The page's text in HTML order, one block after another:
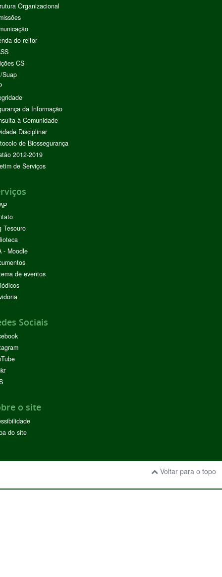
Organizacional
do reitor
CS
Suap
da Informação
à Comunidade
Disciplinar
de Biossegurança
2012-2019
de Serviços
Tesouro
- Moodle
de eventos
Sociais
o site
do site
Voltar para o topo